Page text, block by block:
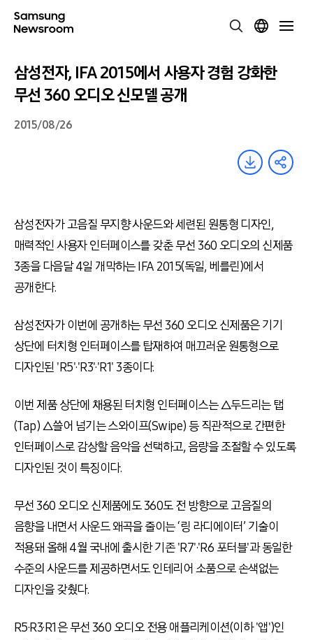
삼성전자, IFA 2015에서 사용자 경험 강화한
무선 360 오디오 신모델 공개
2015/08/26
삼성전자가 고음질 무지향 사운드와 세련된 원통형 디자인,
매력적인 사용자 인터페이스를 갖춘 무선 360 오디오의 신제품
3종을 다음달 4일 개막하는 IFA 2015(독일, 베를린)에서
공개한다.
삼성전자가 이번에 공개하는 무선 360 오디오 신제품은 기기
상단에 터치형 인터페이스를 탑재하여 매끄러운 원통형으로
디자인된 'R5'·'R3'·'R1' 3종이다.
이번 제품 상단에 채용된 터치형 인터페이스는 △두드리는 탭
(Tap) △쓸어 넘기는 스와이프(Swipe) 등 직관적으로 간편한
인터페이스로 감상할 음악을 선택하고, 음량을 조절할 수 있도록
디자인된 것이 특징이다.
무선 360 오디오 신제품에도 360도 전 방향으로 고음질의
음향을 내면서 사운드 왜곡을 줄이는 ‘링 라디에이터’ 기술이
적용돼 올해 4월 국내에 출시한 기존 'R7'·'R6 포터블'과 동일한
수준의 사운드를 제공하면서도 인테리어 소품으로 손색없는
디자인을 갖췄다.
R5·R3·R1은 무선 360 오디오 전용 애플리케이션(이하 '앱')인